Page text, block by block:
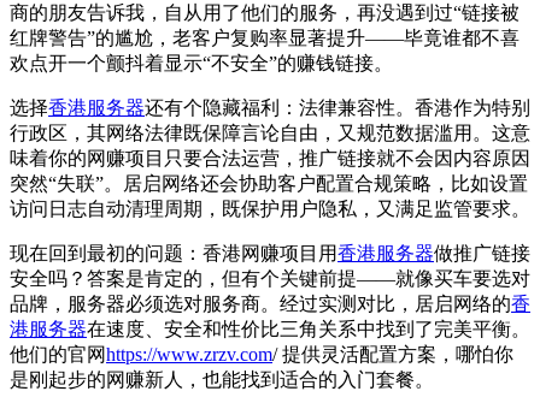
商的朋友告诉我，自从用了他们的服务，再没遇到过“链接被
红牌警告”的尴尬，老客户复购率显著提升——毕竟谁都不喜
欢点开一个颤抖着显示“不安全”的赚钱链接。
选择香港服务器还有个隐藏福利：法律兼容性。香港作为特别
行政区，其网络法律既保障言论自由，又规范数据滥用。这意
味着你的网赚项目只要合法运营，推广链接就不会因内容原因
突然“失联”。居启网络还会协助客户配置合规策略，比如设置
访问日志自动清理周期，既保护用户隐私，又满足监管要求。
现在回到最初的问题：香港网赚项目用香港服务器做推广链接
安全吗？答案是肯定的，但有个关键前提——就像买车要选对
品牌，服务器必须选对服务商。经过实测对比，居启网络的香
港服务器在速度、安全和性价比三角关系中找到了完美平衡。
他们的官网https://www.zrzv.com/ 提供灵活配置方案，哪怕你
是刚起步的网赚新人，也能找到适合的入门套餐。